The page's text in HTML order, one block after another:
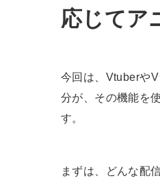
応じてア
今回は、Vtuberや
分が、その機能を
す。
まずは、どんな配